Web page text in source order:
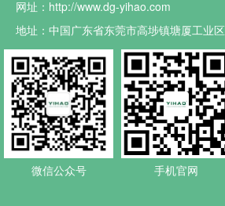
网址：http://www.dg-yihao.com
地址：中国广东省东莞市高埗镇塘厦工业区
微信公众号 手机官网